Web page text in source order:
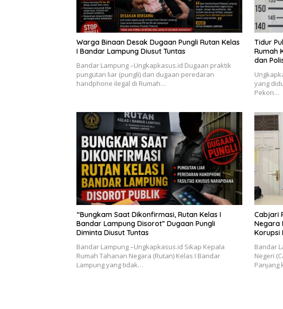
Warga Binaan Desak Dugaan Pungli Rutan Kelas
I Bandar Lampung Diusut Tuntas
Bandar Lampung –Ungkapkasus.id Dugaan praktik
pungutan liar (pungli) dan dugaan peredaran
handphone ilegal di Rumah…
Tidur
Rumah
dan
yang
Pekon…
“Bungkam Saat Dikonfirmasi, Rutan Kelas I
Bandar Lampung Disorot” Dugaan Pungli
Diminta Diusut Tuntas
Bandar Lampung –Ungkapkasus.id Sikap Kepala
Rumah Tahanan Negara (Rutan) Kelas I Bandar
Lampung yang tidak…
Cabjari
Negara
Korupsi
Bandar
Negeri
Panjang